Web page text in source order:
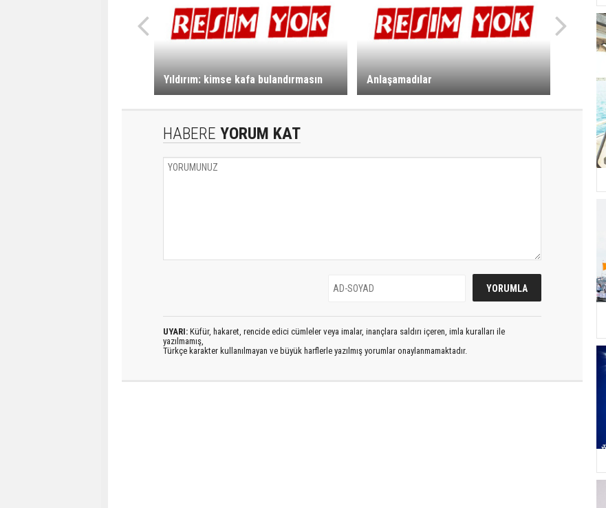
Yıldırım: kimse kafa bulandırmasın Anlaşamadılar
HABERE YORUM KAT
UYARI: Küfür, hakaret, rencide edici cümleler veya imalar, inançlara saldırı içeren, imla kuralları ile
yazılmamış,
Türkçe karakter kullanılmayan ve büyük harflerle yazılmış yorumlar onaylanmamaktadır.